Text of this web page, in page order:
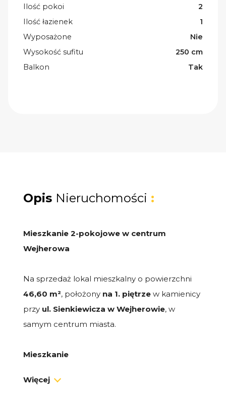
Ilość pokoi
2
Ilość łazienek
1
Wyposażone
Nie
Wysokość sufitu
250 cm
Balkon
Tak
Opis Nieruchomości :
Mieszkanie 2-pokojowe w centrum
Wejherowa
Na sprzedaż lokal mieszkalny o powierzchni
46,60 m², położony na 1. piętrze w kamienicy
przy ul. Sienkiewicza w Wejherowie, w
samym centrum miasta.
Mieszkanie
Więcej